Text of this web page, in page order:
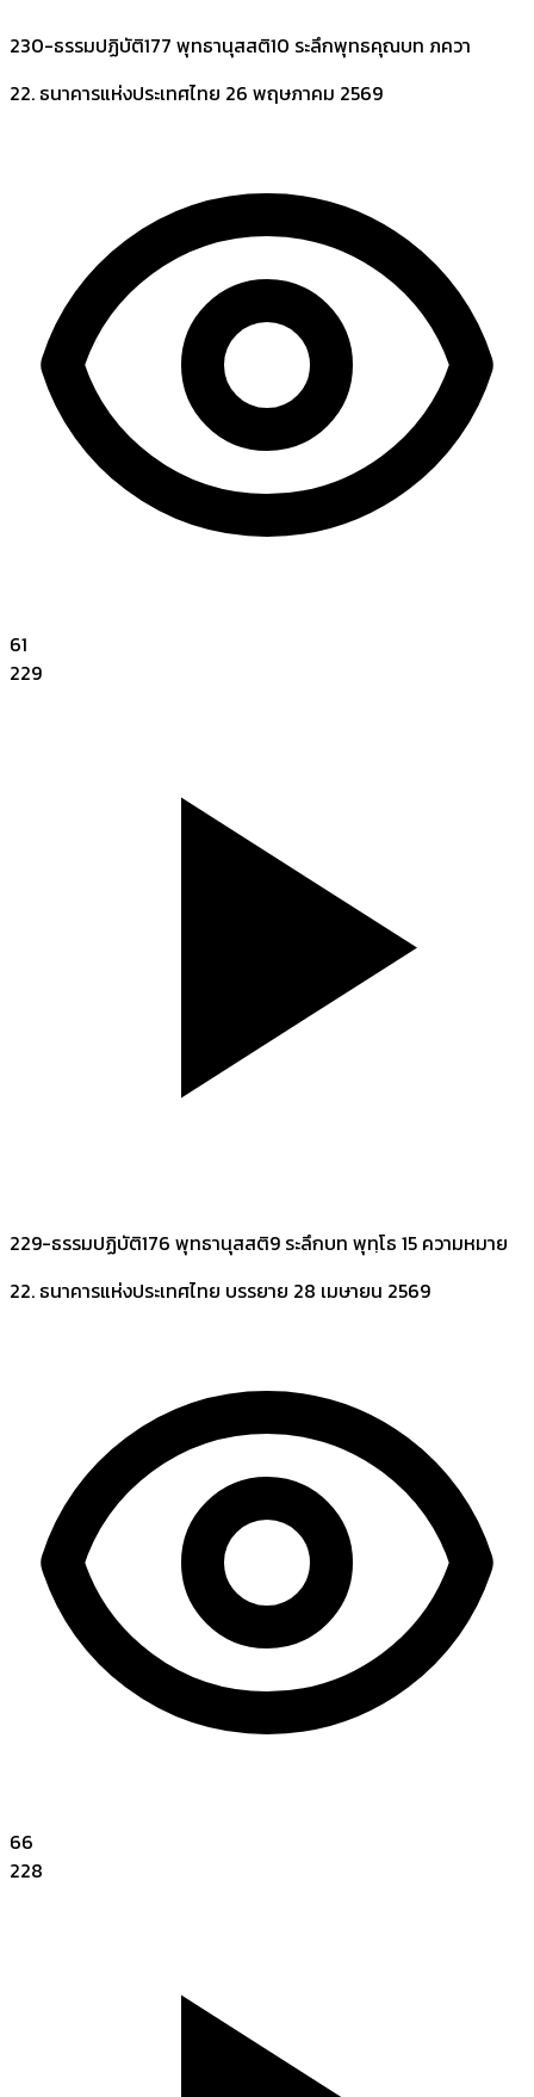
230-ธรรมปฏิบัติ177 พุทธานุสสติ10 ระลึกพุทธคุณบท ภควา
22. ธนาคารแห่งประเทศไทย 26 พฤษภาคม 2569
61
229
229-ธรรมปฏิบัติ176 พุทธานุสสติ9 ระลึกบท พุทฺโธ 15 ความหมาย
22. ธนาคารแห่งประเทศไทย บรรยาย 28 เมษายน 2569
66
228